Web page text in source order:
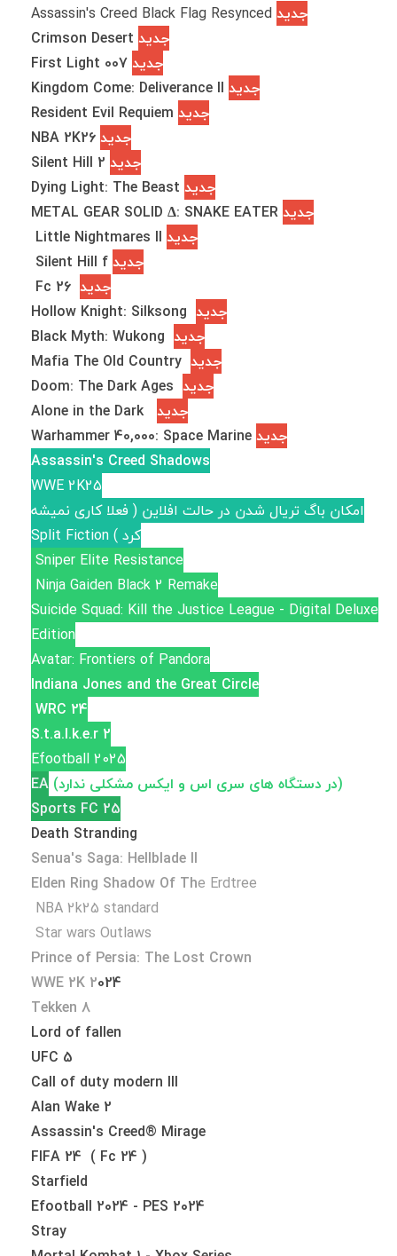
جدیدAssassin's Creed Black Flag Resynced
جدید
جدید
جدید
جدید
جدید
جدید
جدید Dying Light: The Beast
جدید
جدید
جدید
جدید
جدید
جدید
جدید
جدید
جدید Alone in the Dark
جدید
Assassin's Creed Shadows
WWE 2K25
امکان باگ تریال شدن در حالت افلاین ( فعلا کاری نمیشه
کرد ) Split Fiction
Sniper Elite Resistance
Ninja Gaiden Black 2 Remake
Suicide Squad: Kill the Justice League - Digital Deluxe
Edition
Avatar: Frontiers of Pandora
Indiana Jones and the Great Circle
WRC 24
S.t.a.l.k.e.r 2
Efootball 2025
(در دستگاه های سری اس و ایکس مشکلی ندارد) EA
Sports FC 25
Death Stranding
Senua's Saga: Hellblade II
Elden Ring Shadow Of The Erdtree
NBA 2k25 standard
Star wars Outlaws
Prince of Persia: The Lost Crown
WWE 2K 2024
Tekken 8
Lord of fallen
UFC 5
Call of duty modern III
Alan Wake 2
Assassin's Creed® Mirage
FIFA 24 ( Fc 24 )
Starfield
Efootball 2024 - PES 2024
Stray